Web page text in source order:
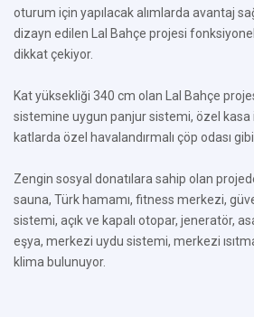
oturum için yapılacak alımlarda avantaj
dizayn edilen Lal Bahçe projesi
dikkat çekiyor.
Kat yüksekliği 340 cm olan Lal Bahçe
sistemine uygun panjur sistemi, özel kasa
katlarda özel havalandırmalı çöp odası
Zengin sosyal donatılara sahip olan
sauna, Türk hamamı, fitness merkezi,
sistemi, açık ve kapalı otopar, jeneratör,
eşya, merkezi uydu sistemi, merkezi
klima bulunuyor.